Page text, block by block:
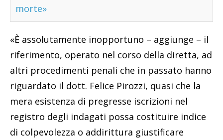
morte»
«È assolutamente inopportuno – aggiunge – il
riferimento, operato nel corso della diretta, ad
altri procedimenti penali che in passato hanno
riguardato il dott. Felice Pirozzi, quasi che la
mera esistenza di pregresse iscrizioni nel
registro degli indagati possa costituire indice
di colpevolezza o addirittura giustificare